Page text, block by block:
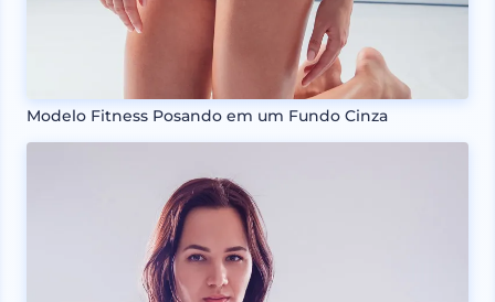
Modelo Fitness Posando em um Fundo Cinza